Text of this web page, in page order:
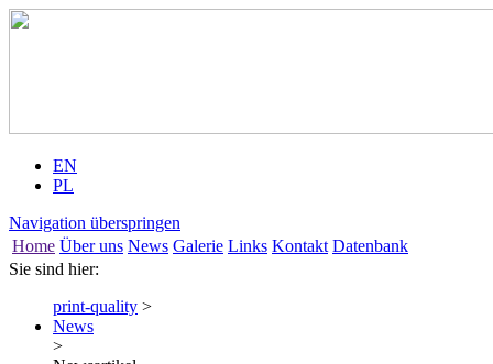
EN
PL
Navigation überspringen
Home Über uns News Galerie Links Kontakt Datenbank
Sie sind hier:
print-quality >
News
>